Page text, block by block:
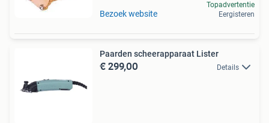
Bezoek website
Topadvertentie
Eergisteren
Paarden scheerapparaat Lister
€ 299,00 Details